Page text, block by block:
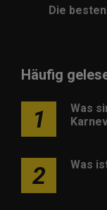
Die
Häufig
1
Was
2 Was